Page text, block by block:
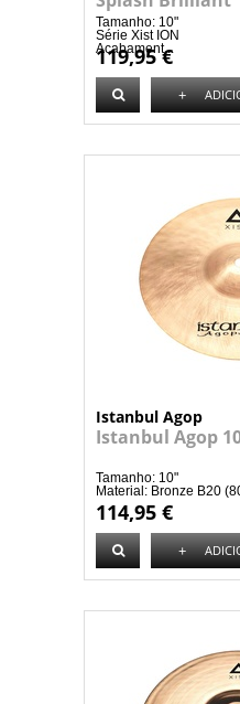
Tamanho: 10"
Série Xist ION
Acabament...
119,95 €
+
Istanbul Agop
Istanbul Agop
Tamanho: 10"
Material: Bronze B20
114,95 €
+